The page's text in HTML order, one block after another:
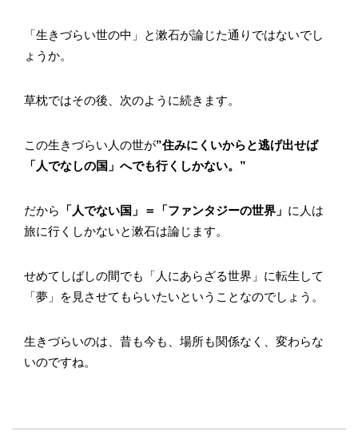
「生きづらい世の中」と漱石が論じた通りではないでし
ょうか。
草枕ではその後、次のように続きます。
この生きづらい人の世が”住みにくいからと逃げ出せば
「人でなしの国」へでも行くしかない。”
だから 「人でない国」＝「ファンタジーの世界」 に人は
旅に行くしかないと漱石は論じます。
せめてしばしの間でも「人にあらざる世界」に転生して
「夢」を見させてもらいたいということなのでしょう。
生きづらいのは、昔も今も、場所も関係なく、変わらな
いのですね。